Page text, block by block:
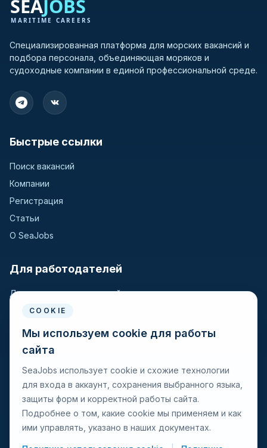
Специализированная платформа для морских вакансий и
подбора персонала, объединяющая моряков и
судоходные компании в единой профессиональной среде.
Быстрые ссылки
Поиск вакансий
Компании
Регистрация
Статьи
О SeaJobs
Для работодателей
Для крюинговых компаний
Разместить вакансию
Поиск кандидатов
Для моряков
Поиск вакансий
Просмотр компаний
COOKIE
Мы используем cookie для работы
сайта
SeaJobs использует cookie и схожие технологии
для входа в аккаунт, сохранения выбранного языка,
защиты форм и корректной работы сайта.
Подробнее о том, какие cookie мы применяем и как
ими управлять, указано в наших документах.